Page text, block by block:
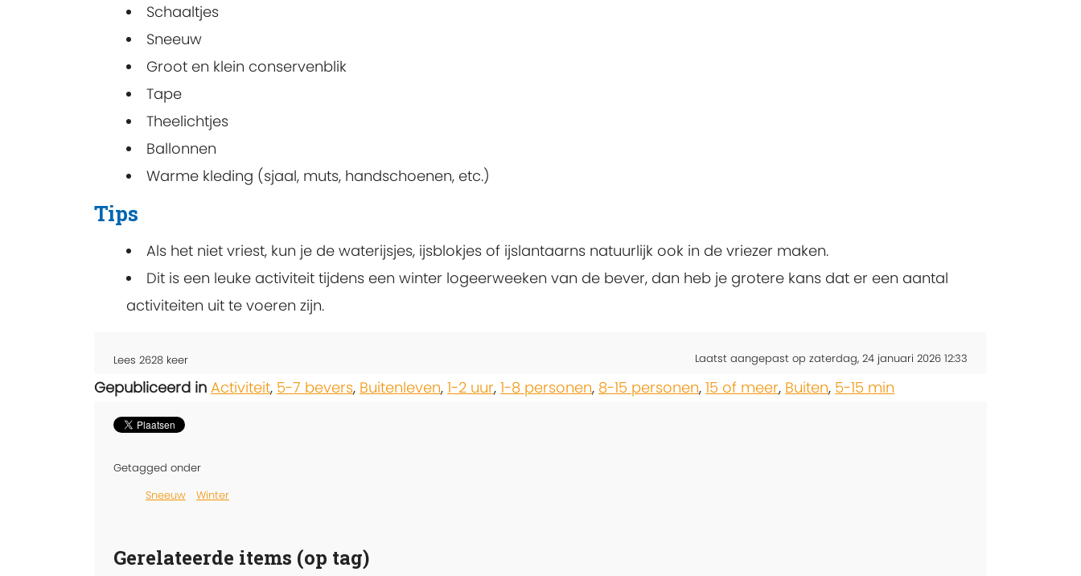
Schaaltjes
Sneeuw
Groot en klein conservenblik
Tape
Theelichtjes
Ballonnen
Warme kleding (sjaal, muts, handschoenen, etc.)
Tips
Als het niet vriest, kun je de waterijsjes, ijsblokjes of ijslantaarns natuurlijk ook in de vriezer maken.
Dit is een leuke activiteit tijdens een winter logeerweeken van de bever, dan heb je grotere kans dat er een aantal
activiteiten uit te voeren zijn.
Lees 2628 keer Laatst aangepast op zaterdag, 24 januari 2026 12:33
Gepubliceerd in Activiteit, 5-7 bevers, Buitenleven, 1-2 uur, 1-8 personen, 8-15 personen, 15 of meer, Buiten, 5-15 min
Getagged onder
Sneeuw
Winter
Gerelateerde items (op tag)